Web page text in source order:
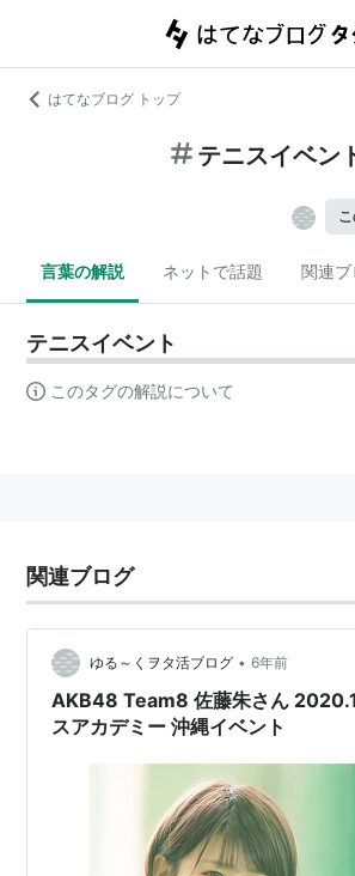
はてなブログ トップ
テニスイベン
言葉の解説 ネットで話題 関連
テニスイベント
このタグの解説について
関連ブログ
ゆる～くヲタ活ブログ • 6年前
AKB48 Team8 佐藤朱さん 2020.11.8 TAGテニ
スアカデミー 沖縄イベント